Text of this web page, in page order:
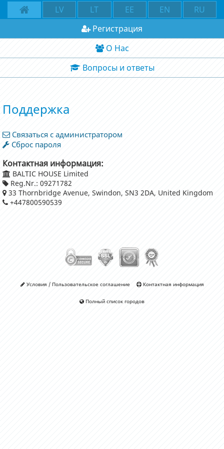
LV LT EE EN
RU
Регистрация
О Нас
Вопросы и ответы
Поддержка
Связаться с администратором
Сброс пароля
Контактная информация:
BALTIC HOUSE Limited
Reg.Nr.: 09271782
33 Thornbridge Avenue, Swindon, SN3 2DA, United Kingdom
+447800590539
Условия / Пользовательское соглашение Контактная информация
Полный список городов